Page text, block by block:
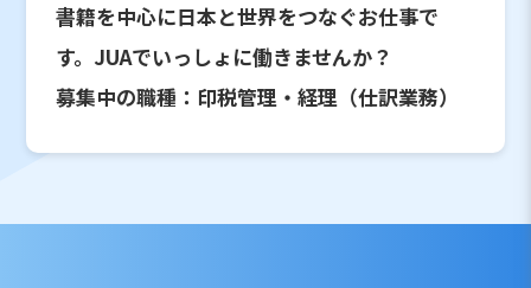
書籍を中心に日本と世界をつなぐお仕事で
す。JUAでいっしょに働きませんか？
募集中の職種：印税管理・経理（仕訳業務）